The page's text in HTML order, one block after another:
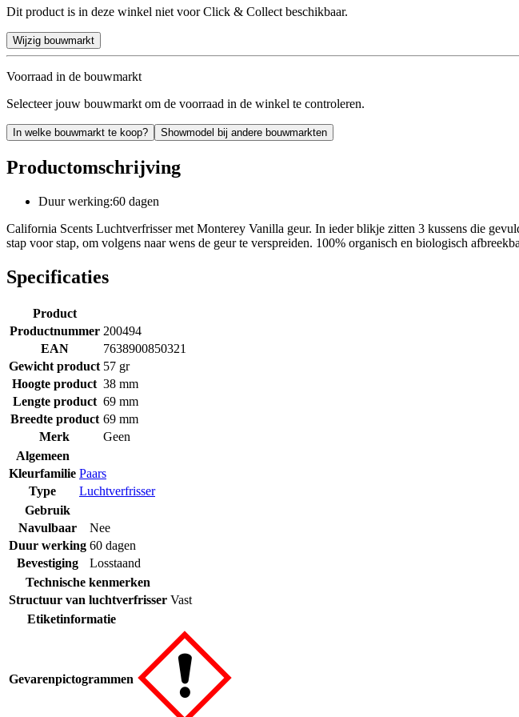
Dit product is in deze winkel niet voor Click & Collect beschikbaar.
Wijzig bouwmarkt
Voorraad in de bouwmarkt
Selecteer jouw bouwmarkt om de voorraad in de winkel te controleren.
In welke bouwmarkt te koop? Showmodel bij andere bouwmarkten
Productomschrijving
Duur werking:60 dagen
California Scents Luchtverfrisser met Monterey Vanilla geur. In ieder blikje zitten 3 kussens die
stap voor stap, om volgens naar wens de geur te verspreiden. 100% organisch en biologisch
Specificaties
Product
Productnummer 200494
EAN
7638900850321
Gewicht product 57 gr
Hoogte product 38 mm
Lengte product 69 mm
Breedte product 69 mm
Merk
Geen
Algemeen
Kleurfamilie Paars
Type
Luchtverfrisser
Gebruik
Navulbaar
Nee
Duur werking 60 dagen
Bevestiging
Losstaand
Technische kenmerken
Structuur van luchtverfrisser Vast
Etiketinformatie
Gevarenpictogrammen